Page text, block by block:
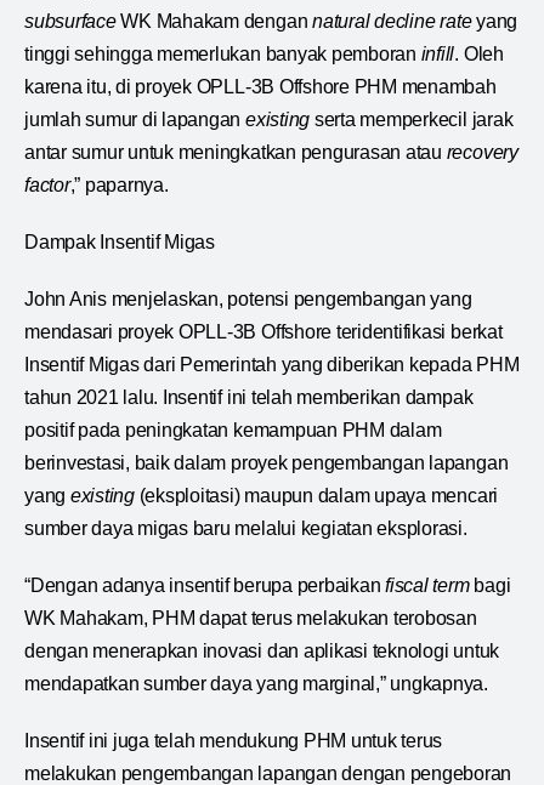
subsurfaceWK Mahakam dengannatural decline rateyang
tinggi sehingga memerlukan banyak pemboran infill. Oleh
karena itu, di proyek OPLL-3B Offshore PHM menambah
jumlah sumur di lapangan existing serta memperkecil jarak
antar sumur untuk meningkatkan pengurasan atau recovery
factor,” paparnya.
Dampak Insentif Migas
John Anis menjelaskan, potensi pengembangan yang
mendasari proyek OPLL-3B Offshore teridentifikasi berkat
Insentif Migas dari Pemerintah yang diberikan kepada PHM
tahun 2021 lalu. Insentif ini telah memberikan dampak
positif pada peningkatan kemampuan PHM dalam
berinvestasi, baik dalam proyek pengembangan lapangan
yang existing(eksploitasi) maupun dalam upaya mencari
sumber daya migas baru melalui kegiatan eksplorasi.
“Dengan adanya insentif berupa perbaikanfiscal termbagi
WK Mahakam, PHM dapat terus melakukan terobosan
dengan menerapkan inovasi dan aplikasi teknologi untuk
mendapatkan sumber daya yang marginal,” ungkapnya.
Insentif ini juga telah mendukung PHM untuk terus
melakukan pengembangan lapangan dengan pengeboran